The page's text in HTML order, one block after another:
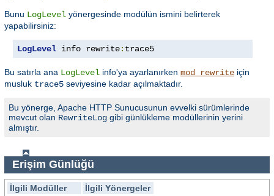
Bunu LogLevel yönergesinde modülün ismini belirterek
yapabilirsiniz:
LogLevel info rewrite: trace5
Bu satırla ana LogLevel info'ya ayarlanırken mod_rewrite için
musluk trace5 seviyesine kadar açılmaktadır.
Bu yönerge, Apache HTTP Sunucusunun evvelki sürümlerinde
mevcut olan RewriteLog gibi günlükleme modüllerinin yerini
almıştır.
Erişim Günlüğü
İlgili Modüller
İlgili Yönergeler